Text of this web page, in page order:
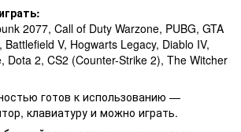
2077, Call of Duty Warzone, PUBG, GTA
V, Hogwarts Legacy, Diablo IV,
Dota 2, CS2 (Counter-Strike 2), The Witcher
готов к использованию —
клавиатуру и можно играть.